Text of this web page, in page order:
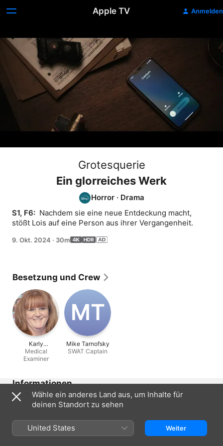
Apple TV Anmelden
Grotesquerie
Ein glorreiches Werk
Horror · Drama
S1, F6: Nachdem sie eine neue Entdeckung macht,
stößt Lois auf eine Person aus ihrer Vergangenheit.
9. Okt. 2024 · 30m
Besetzung und Crew
Karly
Rothenberg
Medical
Examiner
M‌T
Mike Tarnofsky
SWAT Captain
Informationen
Erschienen
Dauer
30 Min.
Wähle ein anderes Land aus, um Inhalte für
deinen Standort zu sehen
United States Weiter